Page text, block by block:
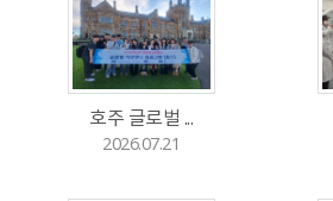
호주 글로벌 ...
2026.07.21